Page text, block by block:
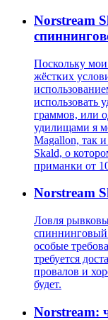
Norstream
Поскольку
жёстких
использовать
граммов, или
удилищами я
Magallon, так
Skald, о
приманки от
Norstream
Ловля
спиннинговый
особые
требуется
провалов и
будет.
Norstream: